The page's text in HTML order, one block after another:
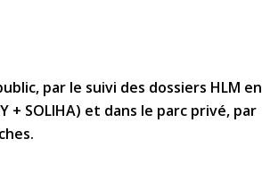
par le suivi des dossiers HLM en
SOLIHA) et dans le parc privé, par